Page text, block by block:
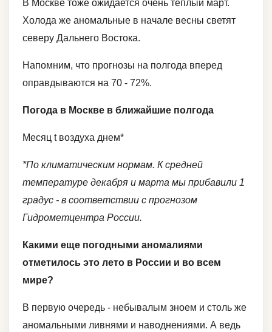
В Москве тоже ожидается очень теплый март.
Холода же аномальные в начале весны светят
северу Дальнего Востока.
Напомним, что прогнозы на полгода вперед
оправдываются на 70 - 72%.
Погода в Москве в ближайшие полгода
Месяц t воздуха днем*
*По климатическим нормам. К средней
температуре декабря и марта мы прибавили 1
градус - в соответствии с прогнозом
Гидрометцентра России.
Какими еще погодными аномалиями
отметилось это лето в России и во всем
мире?
В первую очередь - небывалым зноем и столь же
аномальными ливнями и наводнениями. А ведь